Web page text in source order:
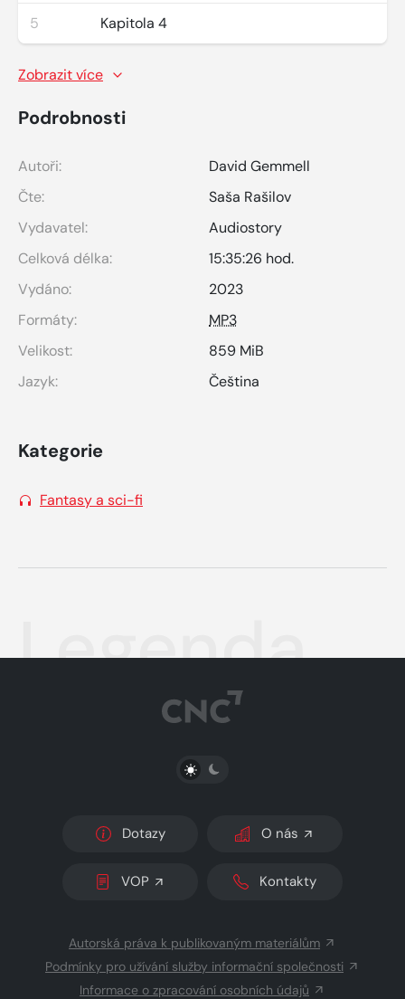
5 Kapitola 4
Zobrazit více
Podrobnosti
Autoři:
David Gemmell
Čte:
Saša Rašilov
Vydavatel:
Audiostory
Celková délka:
15:35:26 hod.
Vydáno:
2023
Formáty:
MP3
Velikost:
859 MiB
Jazyk:
Čeština
Kategorie
Fantasy a sci-fi
Legenda
PŘEPNOUT SVĚTLÝ/TMAVÝ REŽIM
Dotazy O nás
VOP Kontakty
Autorská práva k publikovaným materiálům
Podmínky pro užívání služby informační společnosti
Informace o zpracování osobních údajů